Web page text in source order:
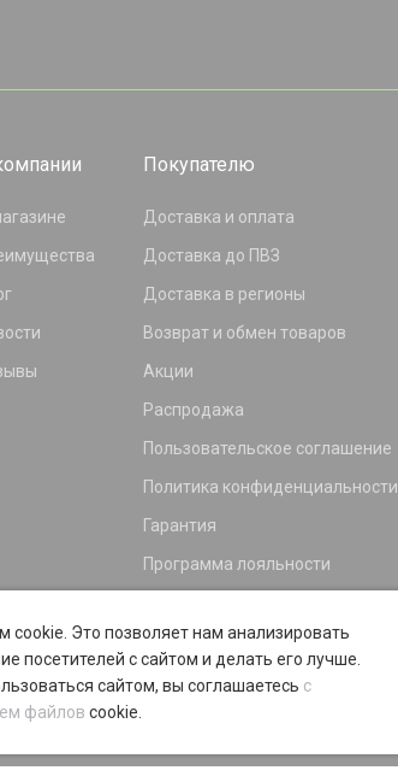
Покупателю
Доставка и оплата
Доставка до ПВЗ
Доставка в регионы
Возврат и обмен товаров
Акции
Распродажа
Пользовательское соглашение
Политика конфиденциальности
Гарантия
Программа лояльности
cookie. Это позволяет нам анализировать
посетителей с сайтом и делать его лучше.
сайтом, вы соглашаетесь с
файлов cookie.